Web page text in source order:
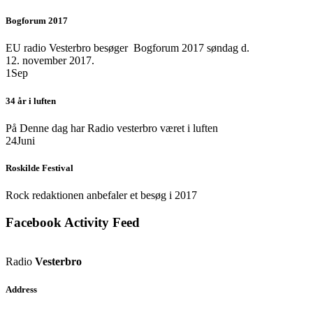
Bogforum 2017
EU radio Vesterbro besøger Bogforum 2017 søndag d.
12. november 2017.
1 Sep
34 år i luften
På Denne dag har Radio vesterbro været i luften
24Juni
Roskilde Festival
Rock redaktionen anbefaler et besøg i 2017
Facebook Activity Feed
Radio Vesterbro
Address